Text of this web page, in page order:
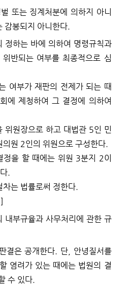
또는 징계처분에 의하지 아니
감봉되지 아니한다
정하는 바에 의하여 명령규칙과
반되는 여부를 최종적으로 심
여부가 재판의 전제가 되는 때
에 제청하여 그 결정에 의하여
위원장으로 하고 대법관 5인 민
의원 2인의 위원으로 구성한다.
정을 할 때에는 위원 3분지 2이
.
차는 법률로써 정한다.
내부규율과 사무처리에 관한 규
결은 공개한다 단, 안녕질서를
염려가 있는 때에는 법원의 결
수 있다